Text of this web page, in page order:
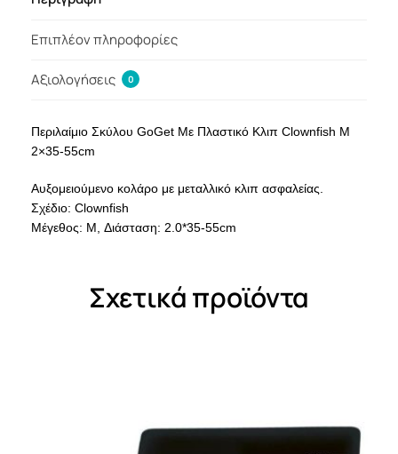
Επιπλέον πληροφορίες
Αξιολογήσεις 0
Περιλαίμιο Σκύλου GoGet Με Πλαστικό Κλιπ Clownfish M
2×35-55cm
Αυξομειούμενο κολάρο με μεταλλικό κλιπ ασφαλείας.
Σχέδιο: Clownfish
Μέγεθος: M, Διάσταση: 2.0*35-55cm
Σχετικά προϊόντα